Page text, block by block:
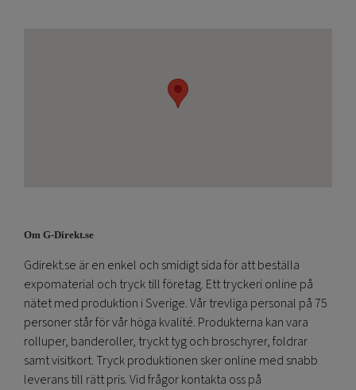
Om G-Direkt.se
Gdirekt.se är en enkel och smidigt sida för att beställa
expomaterial och tryck till företag. Ett tryckeri online på
nätet med produktion i Sverige. Vår trevliga personal på 75
personer står för vår höga kvalité. Produkterna kan vara
rolluper, banderoller, tryckt tyg och broschyrer, foldrar
samt visitkort. Tryck produktionen sker online med snabb
leverans till rätt pris. Vid frågor kontakta oss på